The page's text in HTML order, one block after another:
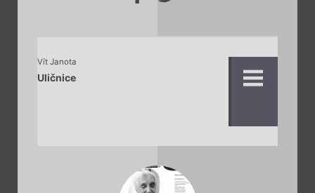
Vít Janota
Uličnice